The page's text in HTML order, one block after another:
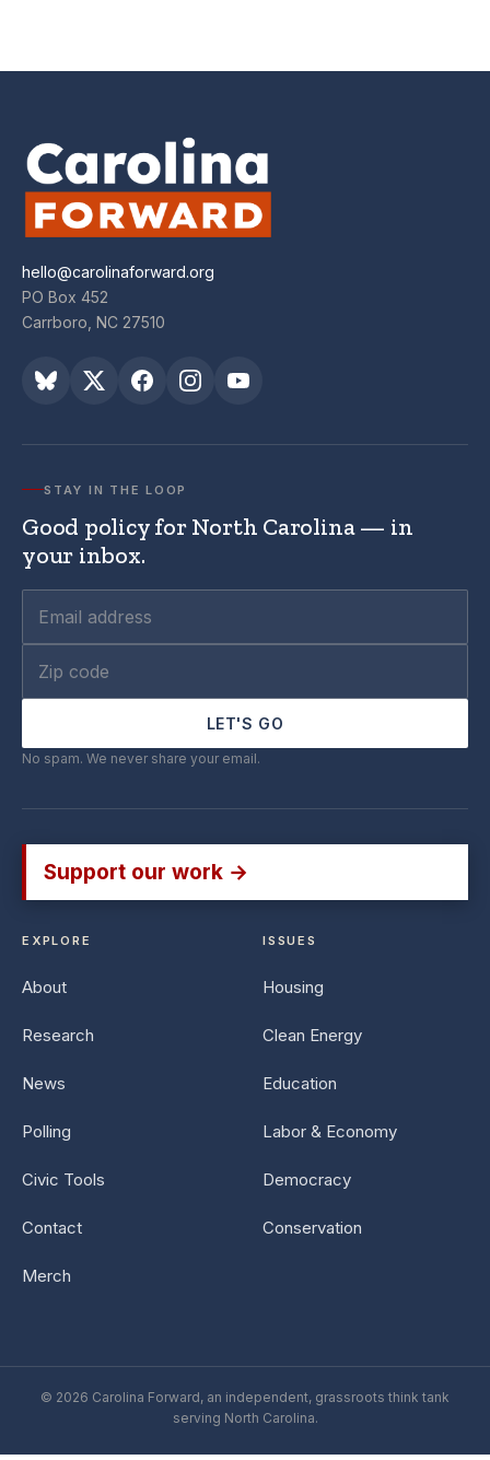
hello@carolinaforward.org
PO Box 452
Carrboro, NC 27510
STAY IN THE LOOP
Good policy for North Carolina — in
your inbox.
LET'S GO
No spam. We never share your email.
Support our work →
EXPLORE
About
Research
News
Polling
Civic Tools
Contact
Merch
ISSUES
Housing
Clean Energy
Education
Labor & Economy
Democracy
Conservation
© 2026 Carolina Forward, an independent, grassroots think tank
serving North Carolina.